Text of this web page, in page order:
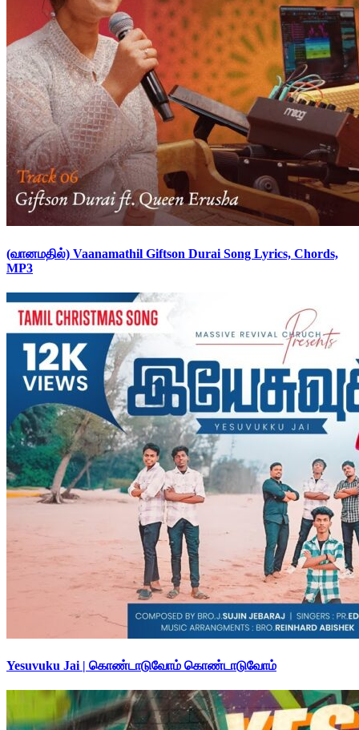
(வானமதில்) Vaanamathil Giftson Durai Song Lyrics, Chords,
MP3
Yesuvuku Jai | கொண்டாடுவோம் கொண்டாடுவோம்